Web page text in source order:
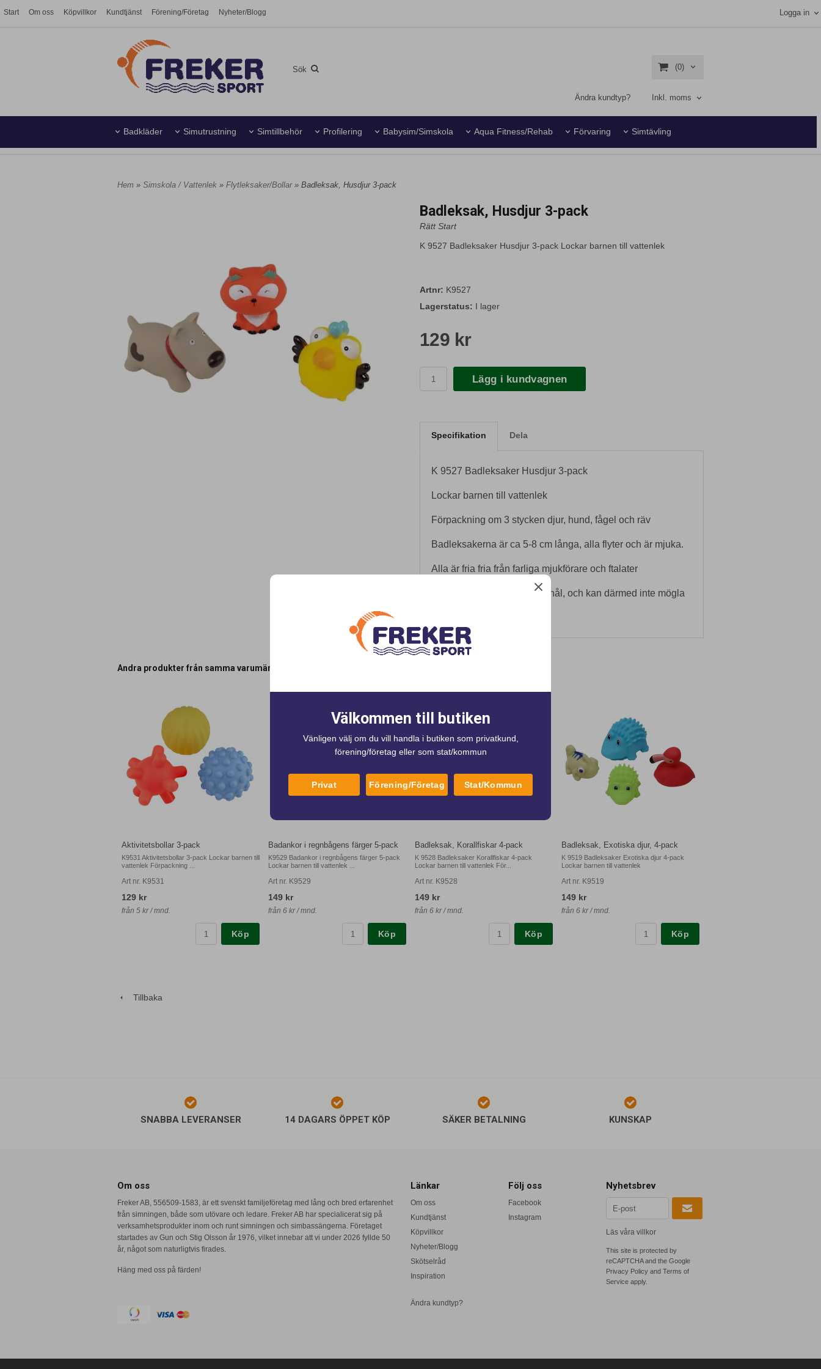
Start Om oss Köpvillkor Kundtjänst Förening/Företag Nyheter/Blogg Logga in
(0)
Ändra kundtyp? Inkl. moms
Badkläder Simutrustning Simtillbehör Profilering Babysim/Simskola Aqua Fitness/Rehab Förvaring Simtävling
Hem » Simskola / Vattenlek » Flytleksaker/Bollar » Badleksak, Husdjur 3-pack
Badleksak, Husdjur 3-pack
Rätt Start
K 9527 Badleksaker Husdjur 3-pack Lockar barnen till vattenlek
Artnr: K9527
Lagerstatus: I lager
129 kr
Lägg i kundvagnen
Specifikation Dela
K 9527 Badleksaker Husdjur 3-pack
Lockar barnen till vattenlek
Förpackning om 3 stycken djur, hund, fågel och räv
Badleksakerna är ca 5-8 cm långa, alla flyter och är mjuka.
Alla är fria fria från farliga mjukförare och ftalater
Leksakerna har heller inga hål, och kan därmed inte mögla
Andra produkter från samma varumärke
Aktivitetsbollar 3-pack
K9531 Aktivitetsbollar 3-pack Lockar barnen till
vattenlek Förpackning ...
Art nr. K9531
129 kr
från 5 kr / mnd.
Köp
Badankor i regnbågens färger 5-pack
K9529 Badankor i regnbågens färger 5-pack
Lockar barnen till vattenlek ...
Art nr. K9529
149 kr
från 6 kr / mnd.
Köp
Badleksak, Korallfiskar 4-pack
K 9528 Badleksaker Korallfiskar 4-pack
Lockar barnen till vattenlek För...
Art nr. K9528
149 kr
från 6 kr / mnd.
Köp
Badleksak, Exotiska djur, 4-pack
K 9519 Badleksaker Exotiska djur 4-pack
Lockar barnen till vattenlek
Art nr. K9519
149 kr
från 6 kr / mnd.
Köp
Tillbaka
SNABBA LEVERANSER 14 DAGARS ÖPPET KÖP SÄKER BETALNING KUNSKAP
Om oss
Freker AB, 556509-1583, är ett svenskt familjeföretag med lång och bred erfarenhet
från simningen, både som utövare och ledare. Freker AB har specialicerat sig på
verksamhetsprodukter inom och runt simningen och simbassängerna. Företaget
startades av Gun och Stig Olsson år 1976, vilket innebar att vi under 2026 fyllde 50
år, något som naturligtvis firades.
Häng med oss på färden!
Länkar
Om oss
Kundtjänst
Köpvillkor
Nyheter/Blogg
Skötselråd
Inspiration
Ändra kundtyp?
Följ oss
Facebook
Instagram
Nyhetsbrev
Läs våra villkor
This site is protected by
reCAPTCHA and the Google
Privacy Policyand Terms of
Serviceapply.
Välkommen till butiken
Vänligen välj om du vill handla i butiken som privatkund,
förening/företag eller som stat/kommun
Privat Förening/Företag Stat/Kommun